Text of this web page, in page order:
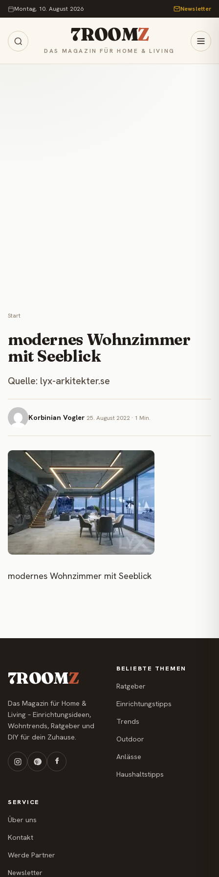
Zum Inhalt springen
Montag, 10. August 2026 Newsletter
7ROOMZ
DAS MAGAZIN FÜR HOME & LIVING
Start
modernes Wohnzimmer
mit Seeblick
Quelle: lyx-arkitekter.se
Korbinian Vogler 25. August 2022 · 1 Min.
modernes Wohnzimmer mit Seeblick
7ROOMZ
Das Magazin für Home &
Living – Einrichtungsideen,
Wohntrends, Ratgeber und
DIY für dein Zuhause.
BELIEBTE THEMEN
Ratgeber
Einrichtungstipps
Trends
Outdoor
Anlässe
Haushaltstipps
SERVICE
Über uns
Kontakt
Werde Partner
Newsletter